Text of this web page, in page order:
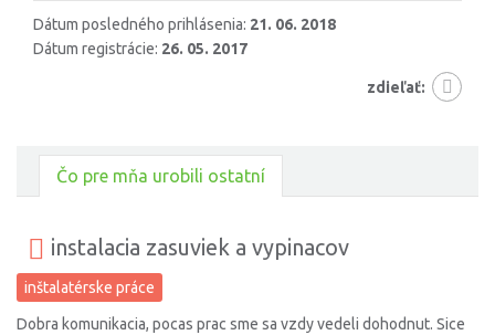
Dátum posledného prihlásenia: 21. 06. 2018
Dátum registrácie: 26. 05. 2017
zdieľať:
Čo pre mňa urobili ostatní
instalacia zasuviek a vypinacov
inštalatérske práce
Dobra komunikacia, pocas prac sme sa vzdy vedeli dohodnut. Sice